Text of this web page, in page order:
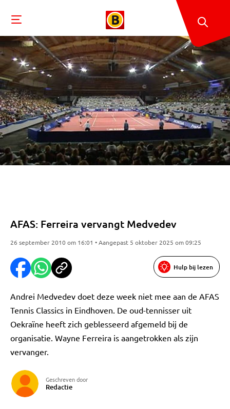
AFAS: Ferreira vervangt Medvedev
26 september 2010 om 16:01 • Aangepast 5 oktober 2025 om 09:25
Hulp bij lezen
Andrei Medvedev doet deze week niet mee aan de AFAS
Tennis Classics in Eindhoven. De oud-tennisser uit
Oekraïne heeft zich geblesseerd afgemeld bij de
organisatie. Wayne Ferreira is aangetrokken als zijn
vervanger.
Geschreven door
Redactie